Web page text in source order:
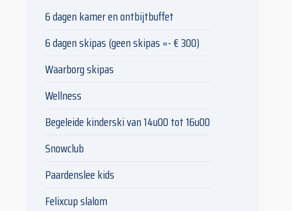
6 dagen kamer en ontbijtbuffet
6 dagen skipas (geen skipas =- € 300)
Waarborg skipas
Wellness
Begeleide kinderski van 14u00 tot 16u00
Snowclub
Paardenslee kids
Felixcup slalom